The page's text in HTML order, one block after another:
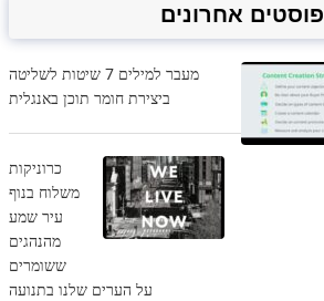
פוסטים אחרונים
מעבר למילים 7 שיטות לשליטה
ביצירת חומר תוכן באנגלית
כרוניקות
משלוח בנוף
עיר שמע
מהנהגים
ששומרים
על הערים שלנו בתנועה